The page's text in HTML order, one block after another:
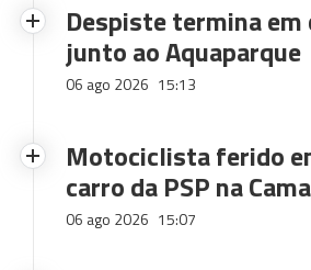
Despiste termina
junto ao Aquaparque
06 ago 2026 15:13
Motociclista ferido
carro da PSP na
06 ago 2026 15:07